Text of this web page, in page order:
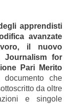
apprendisti
avanzate
il nuovo
Journalism for
Pari Merito
che
da oltre
e singole